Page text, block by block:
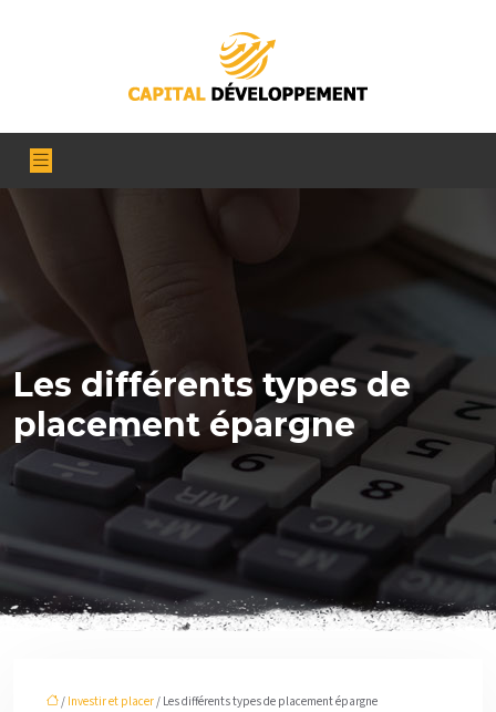
Les différents types de
placement épargne
/ Investir et placer / Les différents types de placement épargne